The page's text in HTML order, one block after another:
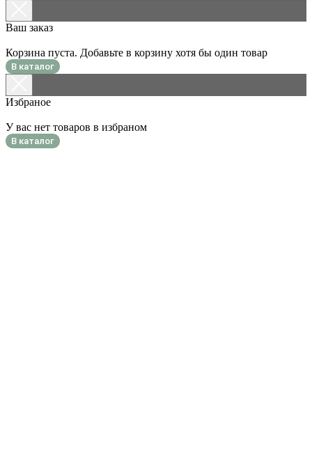
Ваш заказ
Корзина пуста. Добавьте в корзину хотя бы один товар
В каталог
Избраное
У вас нет товаров в избраном
В каталог